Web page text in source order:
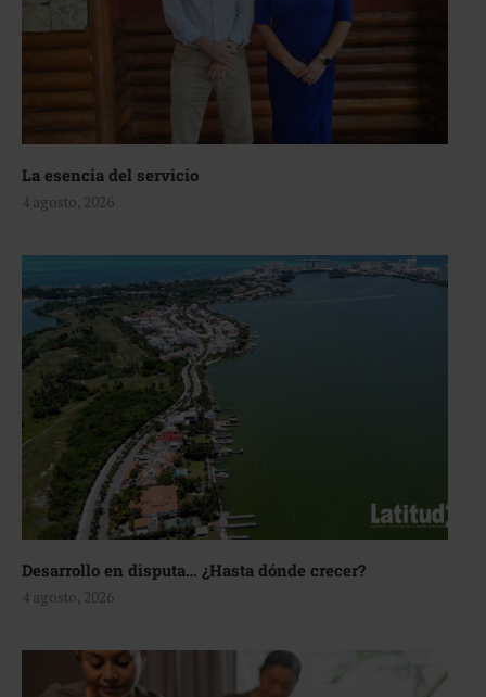
La esencia del servicio
4 agosto, 2026
Desarrollo en disputa… ¿Hasta dónde crecer?
4 agosto, 2026